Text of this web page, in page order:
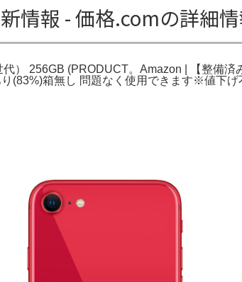
情報 - 価格.comの詳細
） 256GB (PRODUCT。Amazon | 【整備済
(83%)箱無し 問題なく使用できます※値下げ